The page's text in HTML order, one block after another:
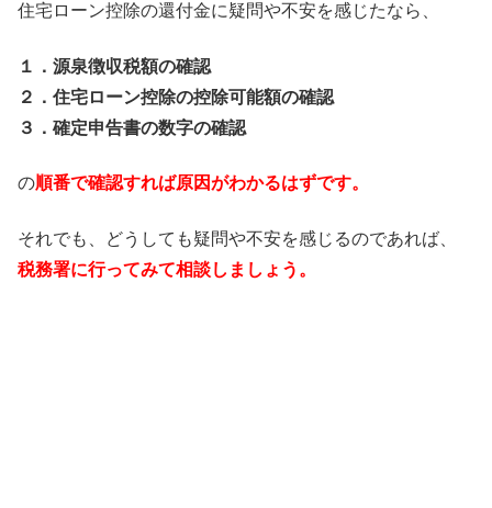
住宅ローン控除の還付金に疑問や不安を感じたなら、
１．源泉徴収税額の確認
２．住宅ローン控除の控除可能額の確認
３．確定申告書の数字の確認
の順番で確認すれば原因がわかるはずです。
それでも、どうしても疑問や不安を感じるのであれば、
税務署に行ってみて相談しましょう。